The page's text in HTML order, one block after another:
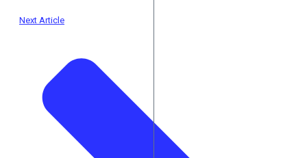
Next Article